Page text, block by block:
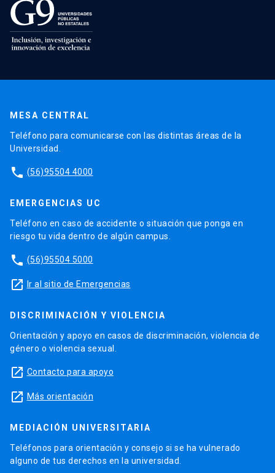
MESA CENTRAL
Teléfono para comunicarse con las distintas áreas de la
Universidad.
phone (56)95504 4000
EMERGENCIAS UC
Teléfono en caso de accidente o situación que ponga en
riesgo tu vida dentro de algún campus.
phone (56)95504 5000
launch Ir al sitio de Emergencias
DISCRIMINACIÓN Y VIOLENCIA
Orientación y apoyo en casos de discriminación, violencia de
género o violencia sexual.
launch Contacto para apoyo
launch Más orientación
MEDIACIÓN UNIVERSITARIA
Teléfonos para orientación y consejo si se ha vulnerado
alguno de tus derechos en la universidad.